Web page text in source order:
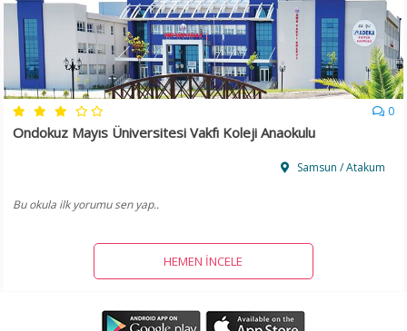
0
Ondokuz Mayıs Üniversitesi Vakfı Koleji Anaokulu
Samsun / Atakum
Bu okula ilk yorumu sen yap..
HEMEN İNCELE